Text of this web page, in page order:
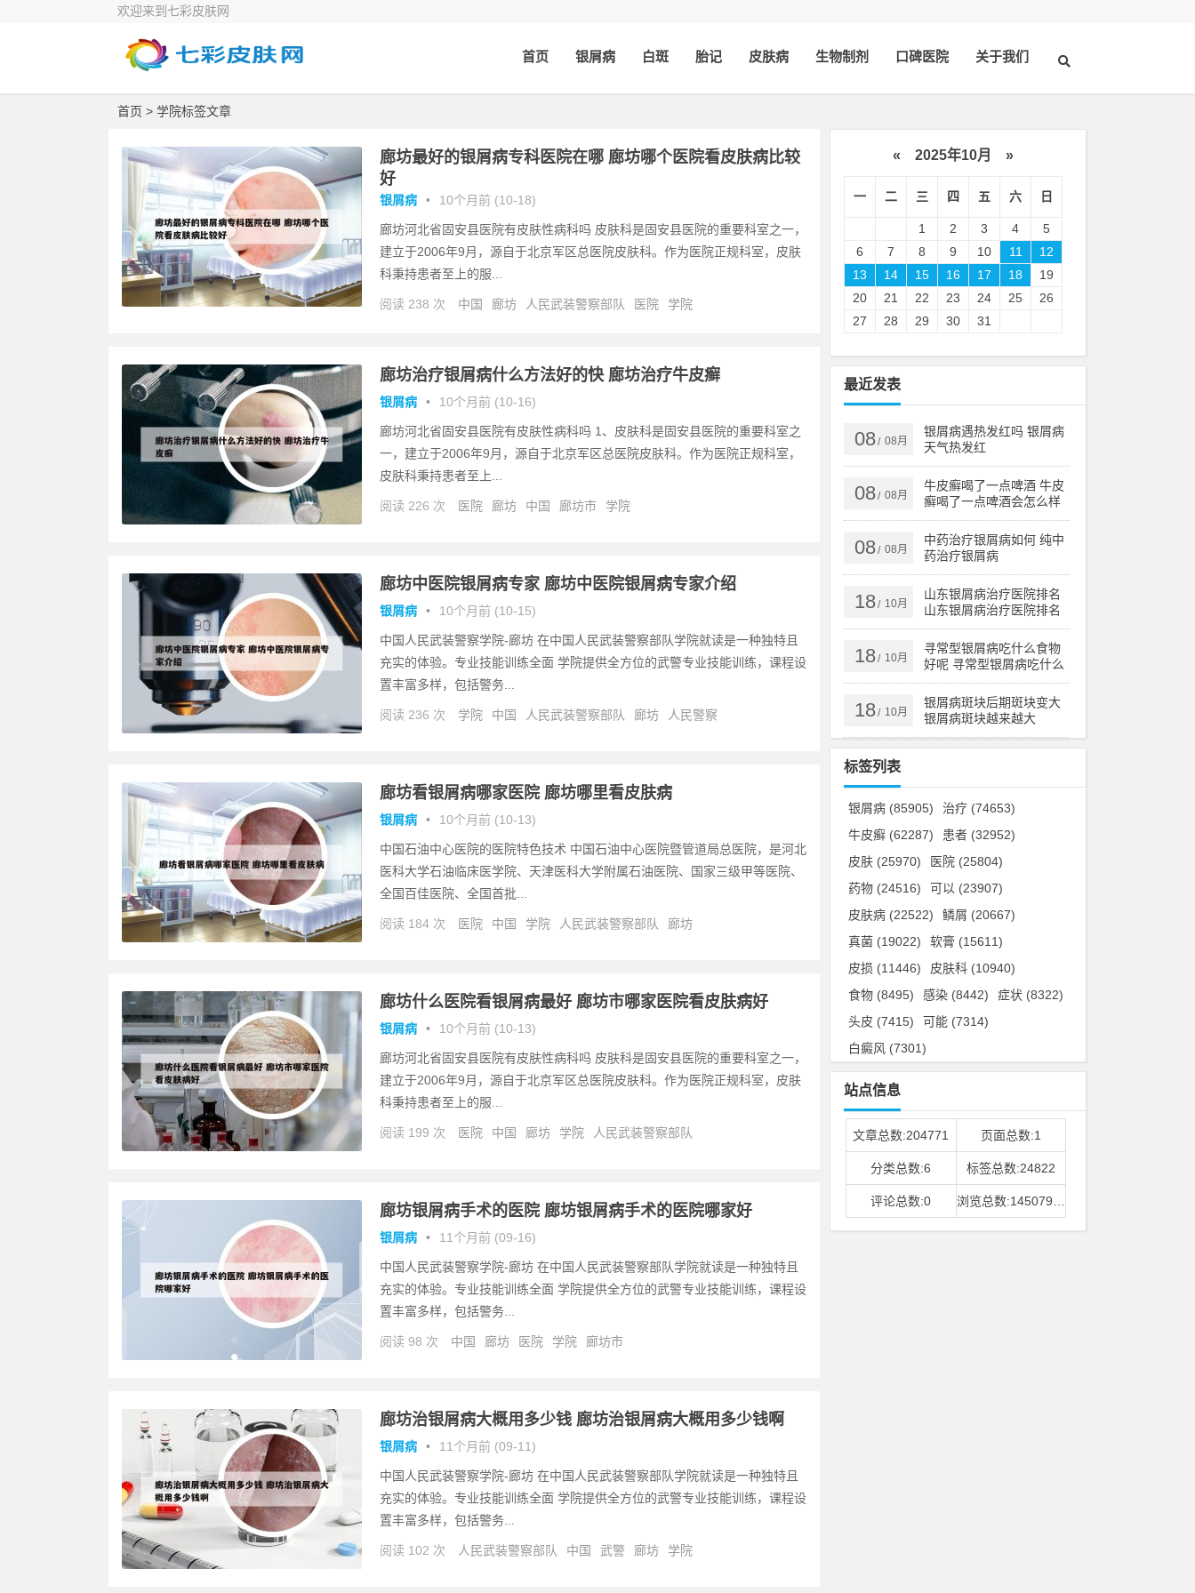
欢迎来到七彩皮肤网
首页 银屑病 白斑 胎记 皮肤病 生物制剂 口碑医院 关于我们
首页 > 学院标签文章
廊坊最好的银屑病专科医院在哪 廊坊哪个医院看皮肤病比较
好
银屑病 • 10个月前 (10-18)
廊坊河北省固安县医院有皮肤性病科吗 皮肤科是固安县医院的重要科室之一，
建立于2006年9月，源自于北京军区总医院皮肤科。作为医院正规科室，皮肤
科秉持患者至上的服...
阅读 238 次 中国 廊坊 人民武装警察部队 医院 学院
廊坊治疗银屑病什么方法好的快 廊坊治疗牛皮癣
银屑病 • 10个月前 (10-16)
廊坊河北省固安县医院有皮肤性病科吗 1、皮肤科是固安县医院的重要科室之
一，建立于2006年9月，源自于北京军区总医院皮肤科。作为医院正规科室，
皮肤科秉持患者至上...
阅读 226 次 医院 廊坊 中国 廊坊市 学院
廊坊中医院银屑病专家 廊坊中医院银屑病专家介绍
银屑病 • 10个月前 (10-15)
中国人民武装警察学院-廊坊 在中国人民武装警察部队学院就读是一种独特且
充实的体验。专业技能训练全面 学院提供全方位的武警专业技能训练，课程设
置丰富多样，包括警务...
阅读 236 次 学院 中国 人民武装警察部队 廊坊 人民警察
廊坊看银屑病哪家医院 廊坊哪里看皮肤病
银屑病 • 10个月前 (10-13)
中国石油中心医院的医院特色技术 中国石油中心医院暨管道局总医院，是河北
医科大学石油临床医学院、天津医科大学附属石油医院、国家三级甲等医院、
全国百佳医院、全国首批...
阅读 184 次 医院 中国 学院 人民武装警察部队 廊坊
廊坊什么医院看银屑病最好 廊坊市哪家医院看皮肤病好
银屑病 • 10个月前 (10-13)
廊坊河北省固安县医院有皮肤性病科吗 皮肤科是固安县医院的重要科室之一，
建立于2006年9月，源自于北京军区总医院皮肤科。作为医院正规科室，皮肤
科秉持患者至上的服...
阅读 199 次 医院 中国 廊坊 学院 人民武装警察部队
廊坊银屑病手术的医院 廊坊银屑病手术的医院哪家好
银屑病 • 11个月前 (09-16)
中国人民武装警察学院-廊坊 在中国人民武装警察部队学院就读是一种独特且
充实的体验。专业技能训练全面 学院提供全方位的武警专业技能训练，课程设
置丰富多样，包括警务...
阅读 98 次 中国 廊坊 医院 学院 廊坊市
廊坊治银屑病大概用多少钱 廊坊治银屑病大概用多少钱啊
银屑病 • 11个月前 (09-11)
中国人民武装警察学院-廊坊 在中国人民武装警察部队学院就读是一种独特且
充实的体验。专业技能训练全面 学院提供全方位的武警专业技能训练，课程设
置丰富多样，包括警务...
阅读 102 次 人民武装警察部队 中国 武警 廊坊 学院
« 2025年10月 »
一 二 三 四 五 六 日
1 2 3 4
5
6
7 8 9 10 11
12
13
14 15 16 17 18
19
20
21 22 23 24 25
26
27
28 29 30 31
最近发表
08/ 08月
银屑病遇热发红吗 银屑病
天气热发红
08/ 08月
牛皮癣喝了一点啤酒 牛皮
癣喝了一点啤酒会怎么样
08/ 08月
中药治疗银屑病如何 纯中
药治疗银屑病
18/ 10月
山东银屑病治疗医院排名
山东银屑病治疗医院排名
榜
18/ 10月
寻常型银屑病吃什么食物
好呢 寻常型银屑病吃什么
药效果好
18/ 10月
银屑病斑块后期斑块变大
银屑病斑块越来越大
标签列表
银屑病 (85905) 治疗 (74653)
牛皮癣 (62287) 患者 (32952)
皮肤 (25970) 医院 (25804)
药物 (24516) 可以 (23907)
皮肤病 (22522) 鳞屑 (20667)
真菌 (19022) 软膏 (15611)
皮损 (11446) 皮肤科 (10940)
食物 (8495) 感染 (8442) 症状 (8322)
头皮 (7415) 可能 (7314)
白癜风 (7301)
站点信息
文章总数:204771 页面总数:1
分类总数:6 标签总数:24822
评论总数:0